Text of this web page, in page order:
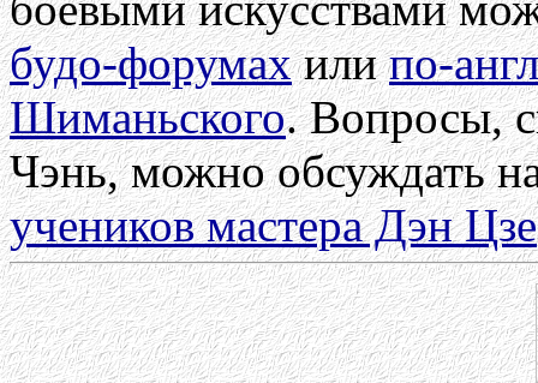
будо-форумахилипо-
Шиманьского. Вопросы,
Чэнь, можно обсуждать
учеников мастера Дэн Цзе